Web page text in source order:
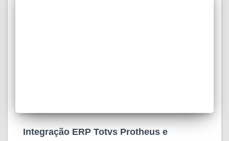
Integração ERP Totvs Protheus e